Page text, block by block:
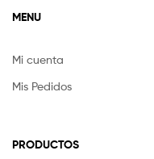
MENU
Mi cuenta
Mis Pedidos
PRODUCTOS